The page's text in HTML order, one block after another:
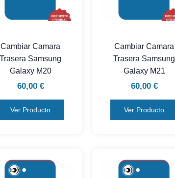
Cambiar Camara
Trasera Samsung
Galaxy M20
60,00 €
Ver Producto
Cambiar Camara
Trasera Samsung
Galaxy M21
60,00 €
Ver Producto